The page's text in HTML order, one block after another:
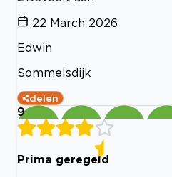
22 March 2026
Edwin
Sommelsdijk
delen
9
Prima geregeld